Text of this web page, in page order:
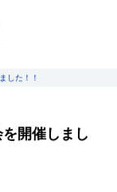
した！！
開催しまし